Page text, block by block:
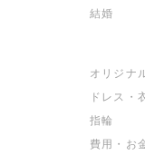
結婚
オリジナ
ドレス・
指輪
費用・お